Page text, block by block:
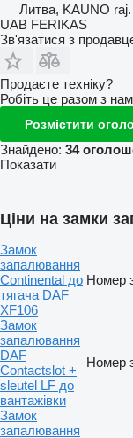
Литва, KAUNO raj.
UAB FERIKAS
Зв'язатися з
Продаєте техніку?
Робіть це разом з
Розмістити
Знайдено: 34
Показати
Ціни на замки
Замок
запалювання
Continental до
тягача DAF
XF106
Номер
Замок
запалювання
DAF
Contactslot +
sleutel LF до
вантажівки
Номер
Замок
запалювання